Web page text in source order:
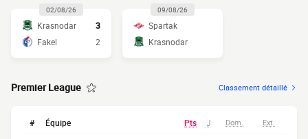
02/08/26
Krasnodar
3
Fakel
2
09/08/26
Spartak
Krasnodar
Premier League Classement détaillé
# Équipe Pts J Dom. Ext.